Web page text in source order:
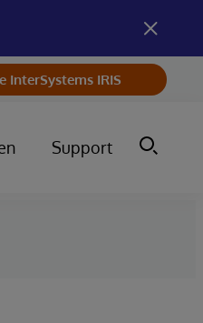
InterSystems IRIS
Support